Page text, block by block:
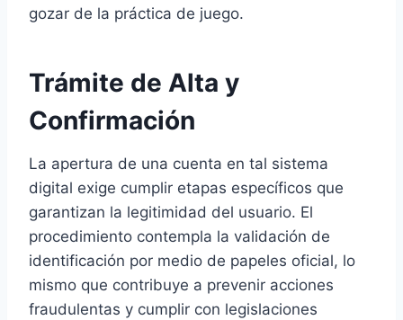
gozar de la práctica de juego.
Trámite de Alta y
Confirmación
La apertura de una cuenta en tal sistema
digital exige cumplir etapas específicos que
garantizan la legitimidad del usuario. El
procedimiento contempla la validación de
identificación por medio de papeles oficial, lo
mismo que contribuye a prevenir acciones
fraudulentas y cumplir con legislaciones